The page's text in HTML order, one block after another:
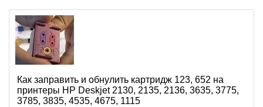
Как заправить и обнулить картридж 123, 652 на
принтеры HP Deskjet 2130, 2135, 2136, 3635, 3775,
3785, 3835, 4535, 4675, 1115